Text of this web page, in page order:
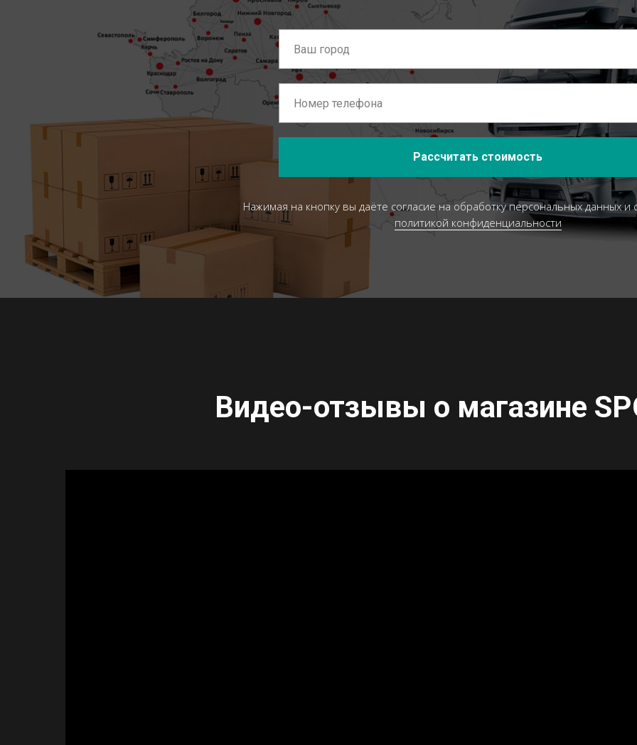
Рассчитать стоимость
Нажимая на кнопку вы даёте согласие на обработку персональных данных и
политикой конфиденциальности
Видео-отзывы о магазине